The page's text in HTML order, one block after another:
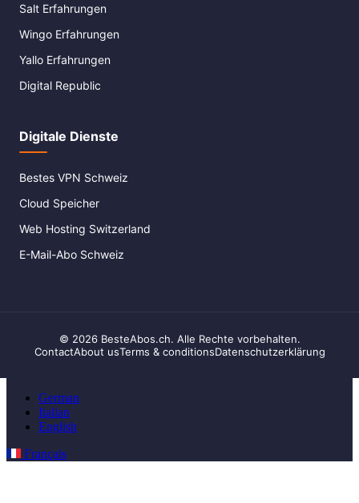
Salt Erfahrungen
Wingo Erfahrungen
Yallo Erfahrungen
Digital Republic
Digitale Dienste
Bestes VPN Schweiz
Cloud Speicher
Web Hosting Switzerland
E-Mail-Abo Schweiz
© 2026 BesteAbos.ch. Alle Rechte vorbehalten.
ContactAbout usTerms & conditionsDatenschutzerklärung
German
Italian
English
Français